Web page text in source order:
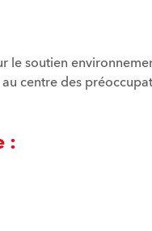
le soutien
centre des
: